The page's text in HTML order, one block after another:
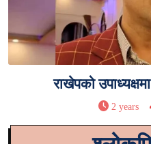
राखेपको
2 years